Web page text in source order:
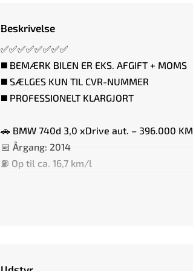
Beskrivelse
✅✅✅✅✅✅✅✅
◼️ BEMÆRK BILEN ER EKS. AFGIFT + MOMS
◼️ SÆLGES KUN TIL CVR-NUMMER
◼️ PROFESSIONELT KLARGJORT
🚗 BMW 740d 3,0 xDrive aut. – 396.000 KM
📅 Årgang: 2014
⛽ Op til ca. 16,7 km/l